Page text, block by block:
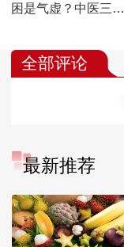
困是气虚？中医三型
全部评论
最新推荐